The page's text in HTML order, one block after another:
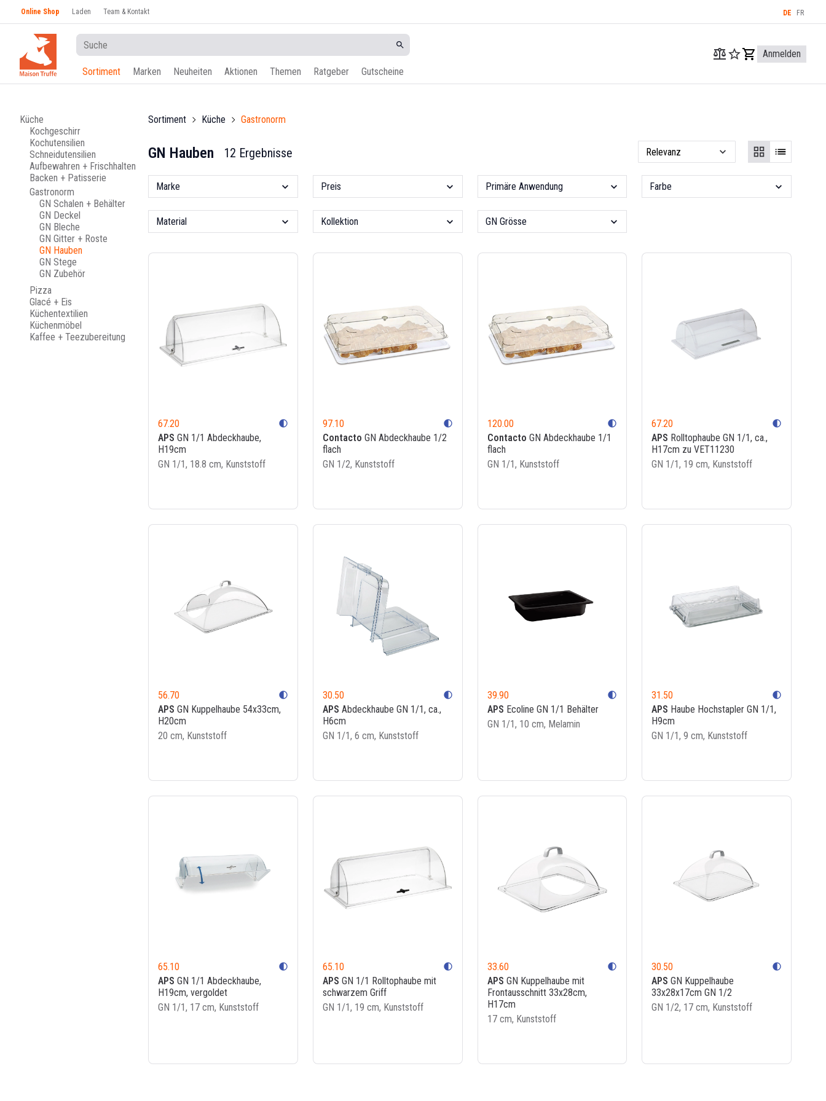
Online Shop Laden Team & Kontakt DE FR
Sortiment Marken Neuheiten Aktionen Themen Ratgeber Gutscheine
Anmelden
Küche
Kochgeschirr
Kochutensilien
Schneidutensilien
Aufbewahren + Frischhalten
Backen + Patisserie
Gastronorm
GN Schalen + Behälter
GN Deckel
GN Bleche
GN Gitter + Roste
GN Hauben
GN Stege
GN Zubehör
Pizza
Glacé + Eis
Küchentextilien
Küchenmöbel
Kaffee + Teezubereitung
Sortiment Küche Gastronorm
GN Hauben 12 Ergebnisse
Marke Preis Primäre Anwendung Farbe
Material Kollektion GN Grösse
67.20 contrast
APS GN 1/1 Abdeckhaube,
H19cm
GN 1/1, 18.8 cm, Kunststoff
97.10 contrast
Contacto GN Abdeckhaube 1/2
flach
GN 1/2, Kunststoff
120.00 contrast
Contacto GN Abdeckhaube 1/1
flach
GN 1/1, Kunststoff
67.20 contrast
APS Rolltophaube GN 1/1, ca.,
H17cm zu VET11230
GN 1/1, 19 cm, Kunststoff
56.70 contrast
APS GN Kuppelhaube 54x33cm,
H20cm
20 cm, Kunststoff
30.50 contrast
APS Abdeckhaube GN 1/1, ca.,
H6cm
GN 1/1, 6 cm, Kunststoff
39.90 contrast
APS Ecoline GN 1/1 Behälter
GN 1/1, 10 cm, Melamin
31.50 contrast
APS Haube Hochstapler GN 1/1,
H9cm
GN 1/1, 9 cm, Kunststoff
65.10 contrast
APS GN 1/1 Abdeckhaube,
H19cm, vergoldet
GN 1/1, 17 cm, Kunststoff
65.10 contrast
APS GN 1/1 Rolltophaube mit
schwarzem Griff
GN 1/1, 19 cm, Kunststoff
33.60 contrast
APS GN Kuppelhaube mit
Frontausschnitt 33x28cm,
H17cm
17 cm, Kunststoff
30.50 contrast
APS GN Kuppelhaube
33x28x17cm GN 1/2
GN 1/2, 17 cm, Kunststoff